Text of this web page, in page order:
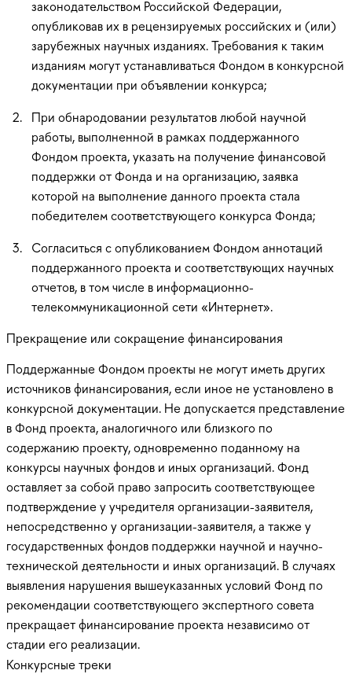
законодательством Российской Федерации,
опубликовав их в рецензируемых российских и (или)
зарубежных научных изданиях. Требования к таким
изданиям могут устанавливаться Фондом в конкурсной
документации при объявлении конкурса;
При обнародовании результатов любой научной
работы, выполненной в рамках поддержанного
Фондом проекта, указать на получение финансовой
поддержки от Фонда и на организацию, заявка
которой на выполнение данного проекта стала
победителем соответствующего конкурса Фонда;
Согласиться с опубликованием Фондом аннотаций
поддержанного проекта и соответствующих научных
отчетов, в том числе в информационно-
телекоммуникационной сети «Интернет».
Прекращение или сокращение финансирования
Поддержанные Фондом проекты не могут иметь других
источников финансирования, если иное не установлено в
конкурсной документации. Не допускается представление
в Фонд проекта, аналогичного или близкого по
содержанию проекту, одновременно поданному на
конкурсы научных фондов и иных организаций. Фонд
оставляет за собой право запросить соответствующее
подтверждение у учредителя организации-заявителя,
непосредственно у организации-заявителя, а также у
государственных фондов поддержки научной и научно-
технической деятельности и иных организаций. В случаях
выявления нарушения вышеуказанных условий Фонд по
рекомендации соответствующего экспертного совета
прекращает финансирование проекта независимо от
стадии его реализации.
Конкурсные треки